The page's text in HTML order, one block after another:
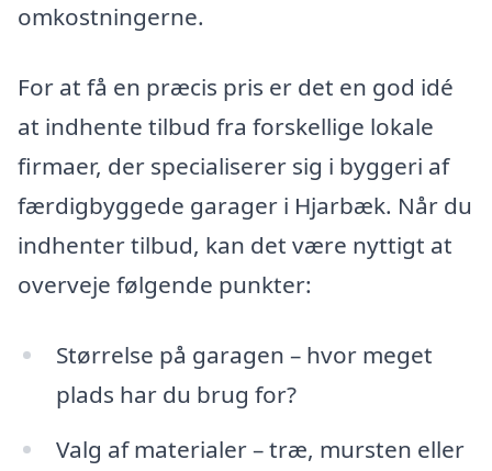
omkostningerne.
For at få en præcis pris er det en god idé
at indhente tilbud fra forskellige lokale
firmaer, der specialiserer sig i byggeri af
færdigbyggede garager i Hjarbæk. Når du
indhenter tilbud, kan det være nyttigt at
overveje følgende punkter:
Størrelse på garagen – hvor meget
plads har du brug for?
Valg af materialer – træ, mursten eller